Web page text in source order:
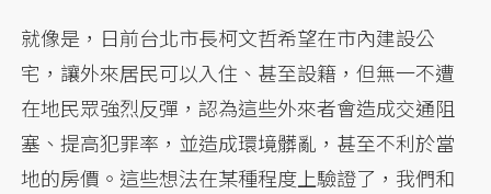
就像是，日前台北市長柯文哲希望在市內建設公
宅，讓外來居民可以入住、甚至設籍，但無一不遭
在地民眾強烈反彈，認為這些外來者會造成交通阻
塞、提高犯罪率，並造成環境髒亂，甚至不利於當
地的房價。這些想法在某種程度上驗證了，我們和